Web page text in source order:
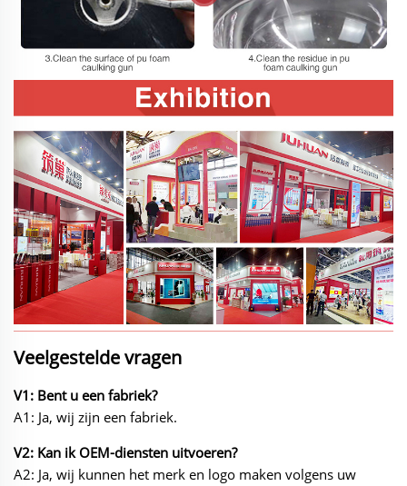
Veelgestelde vragen
V1: Bent u een fabriek?
A1: Ja, wij zijn een fabriek.
V2: Kan ik OEM-diensten uitvoeren?
A2: Ja, wij kunnen het merk en logo maken volgens uw